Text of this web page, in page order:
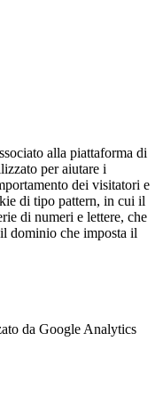
alla piattaforma di
per aiutare i
dei visitatori e
di tipo pattern, in cui il
di numeri e lettere, che
dominio che imposta il
da Google Analytics